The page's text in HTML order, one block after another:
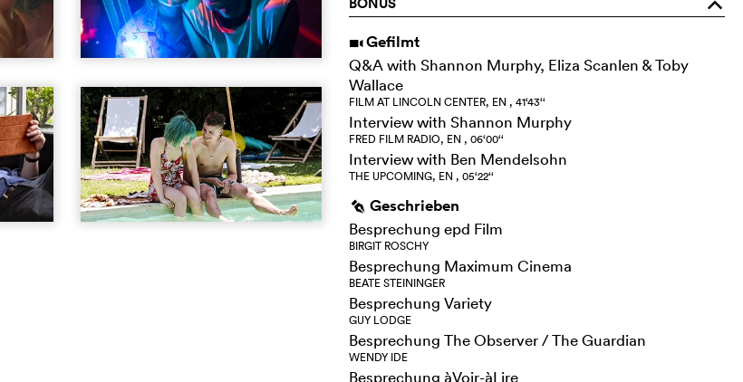
o
i Gefilmt
Q&A with Shannon Murphy, Eliza Scanlen & Toby
Wallace
FILM AT LINCOLN CENTER, EN , 41‘43‘‘
Interview with Shannon Murphy
FRED FILM RADIO, EN , 06‘00‘‘
Interview with Ben Mendelsohn
THE UPCOMING, EN , 05‘22‘‘
g Geschrieben
Besprechung epd Film
BIRGIT ROSCHY
Besprechung Maximum Cinema
BEATE STEININGER
Besprechung Variety
GUY LODGE
Besprechung The Observer / The Guardian
WENDY IDE
Besprechung àVoir-àLire